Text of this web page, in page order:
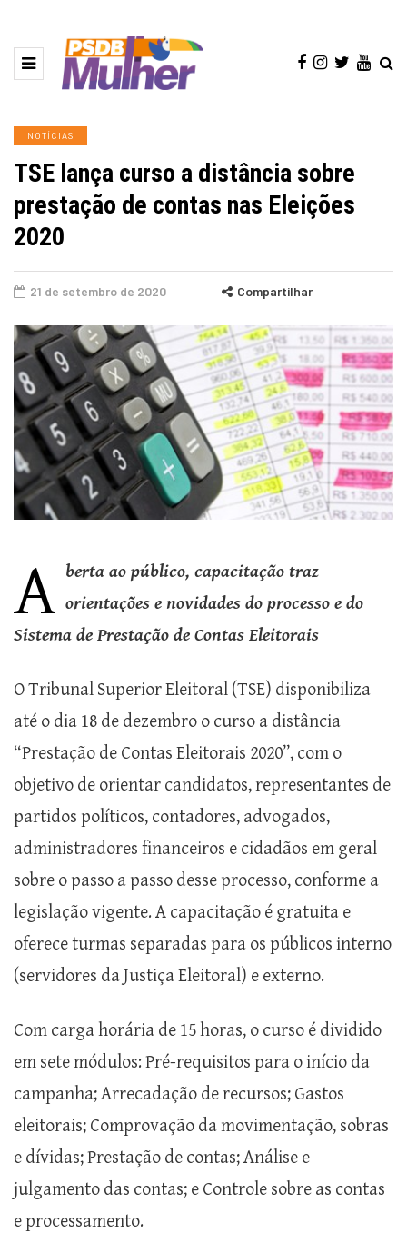
NOTÍCIAS
TSE lança curso a distância sobre
prestação de contas nas Eleições
2020
21 de setembro de 2020 Compartilhar
A berta ao público, capacitação traz
orientações e novidades do processo e do
Sistema de Prestação de Contas Eleitorais
O Tribunal Superior Eleitoral (TSE) disponibiliza
até o dia 18 de dezembro o curso a distância
“Prestação de Contas Eleitorais 2020”, com o
objetivo de orientar candidatos, representantes de
partidos políticos, contadores, advogados,
administradores financeiros e cidadãos em geral
sobre o passo a passo desse processo, conforme a
legislação vigente. A capacitação é gratuita e
oferece turmas separadas para os públicos interno
(servidores da Justiça Eleitoral) e externo.
Com carga horária de 15 horas, o curso é dividido
em sete módulos: Pré-requisitos para o início da
campanha; Arrecadação de recursos; Gastos
eleitorais; Comprovação da movimentação, sobras
e dívidas; Prestação de contas; Análise e
julgamento das contas; e Controle sobre as contas
e processamento.